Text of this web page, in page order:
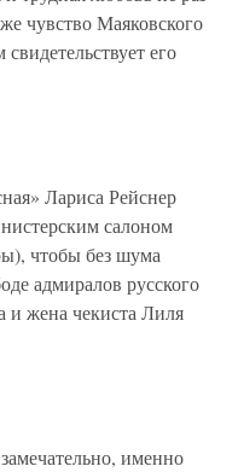
чувство Маяковского
его
Лариса Рейснер
салоном
чтобы без шума
адмиралов русского
и жена чекиста Лиля
именно